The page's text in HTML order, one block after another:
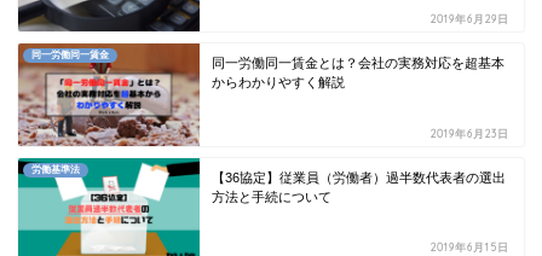
2019年6月29日
同一労働同一賃金
同一労働同一賃金とは？会社の実務対応を超基本
からわかりやすく解説
2019年6月23日
労働基準法
【36協定】従業員（労働者）過半数代表者の選出
方法と手続について
2019年6月15日